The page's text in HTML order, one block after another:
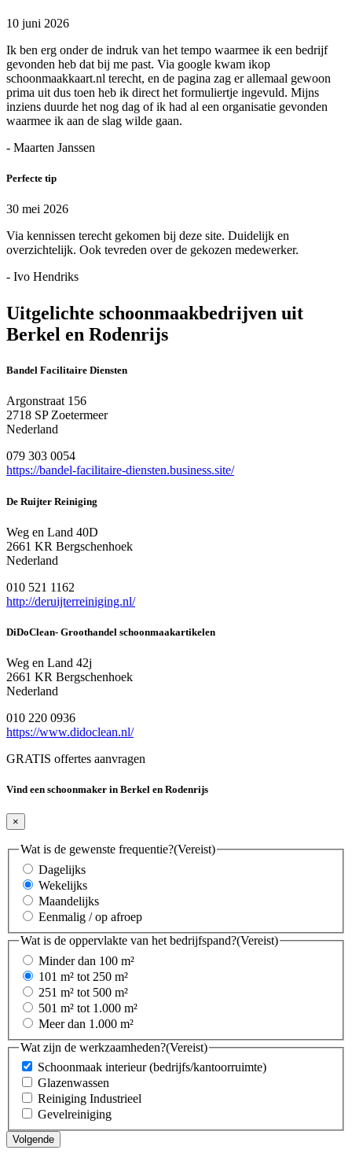
10 juni 2026
Ik ben erg onder de indruk van het tempo waarmee ik een bedrijf
gevonden heb dat bij me past. Via google kwam ikop
schoonmaakkaart.nl terecht, en de pagina zag er allemaal gewoon
prima uit dus toen heb ik direct het formuliertje ingevuld. Mijns
inziens duurde het nog dag of ik had al een organisatie gevonden
waarmee ik aan de slag wilde gaan.
- Maarten Janssen
Perfecte tip
30 mei 2026
Via kennissen terecht gekomen bij deze site. Duidelijk en
overzichtelijk. Ook tevreden over de gekozen medewerker.
- Ivo Hendriks
Uitgelichte schoonmaakbedrijven uit
Berkel en Rodenrijs
Bandel Facilitaire Diensten
Argonstraat 156
2718 SP Zoetermeer
Nederland
079 303 0054
https://bandel-facilitaire-diensten.business.site/
De Ruijter Reiniging
Weg en Land 40D
2661 KR Bergschenhoek
Nederland
010 521 1162
http://deruijterreiniging.nl/
DiDoClean- Groothandel schoonmaakartikelen
Weg en Land 42j
2661 KR Bergschenhoek
Nederland
010 220 0936
https://www.didoclean.nl/
GRATIS offertes aanvragen
Vind een schoonmaker in Berkel en Rodenrijs
×
Wat is de gewenste frequentie?(Vereist)
Dagelijks
Wekelijks
Maandelijks
Eenmalig / op afroep
Wat is de oppervlakte van het bedrijfspand?(Vereist)
Minder dan 100 m²
101 m² tot 250 m²
251 m² tot 500 m²
501 m² tot 1.000 m²
Meer dan 1.000 m²
Wat zijn de werkzaamheden?(Vereist)
Schoonmaak interieur (bedrijfs/kantoorruimte)
Glazenwassen
Reiniging Industrieel
Gevelreiniging